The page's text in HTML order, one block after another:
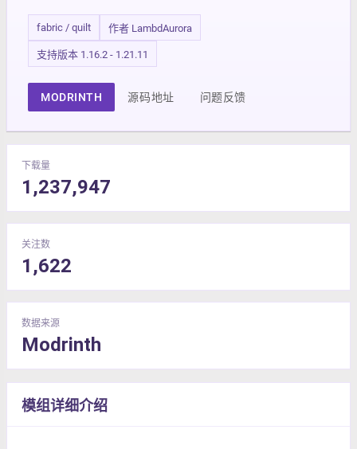
fabric / quilt 作者 LambdAurora
支持版本 1.16.2 - 1.21.11
MODRINTH 源码地址 问题反馈
下载量
1,237,947
关注数
1,622
数据来源
Modrinth
模组详细介绍